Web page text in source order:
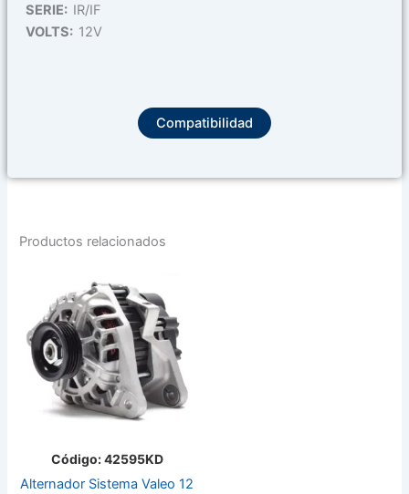
SERIE: IR/IF
VOLTS: 12V
Compatibilidad
Productos relacionados
Código: 42595KD
Alternador Sistema Valeo 12